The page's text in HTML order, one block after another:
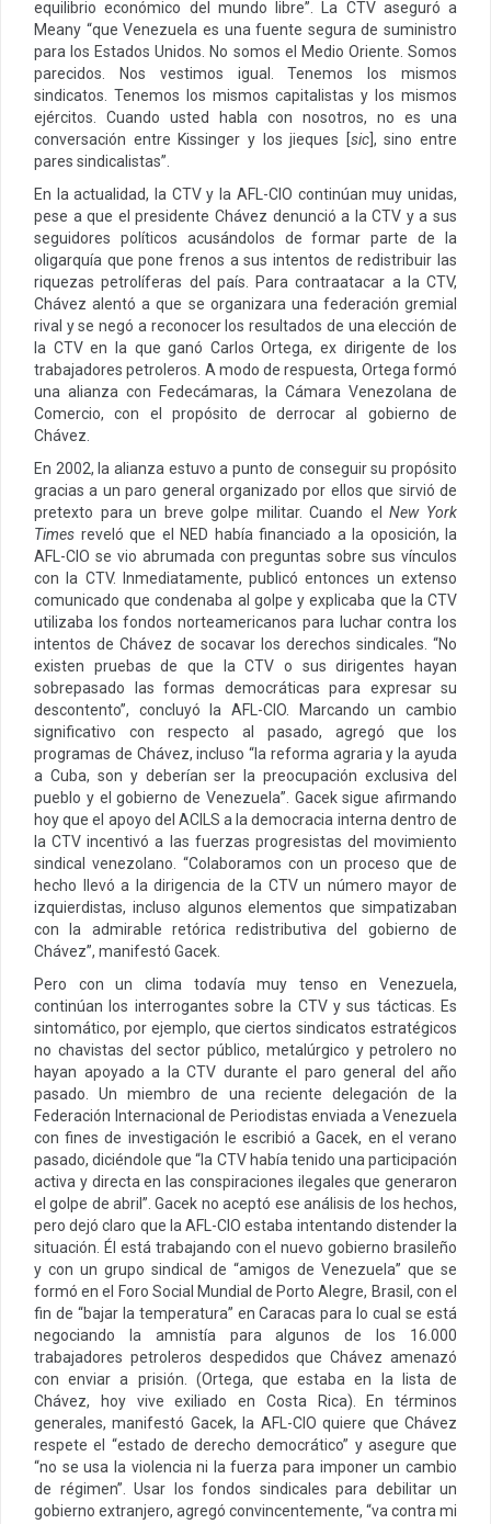
equilibrio económico del mundo libre”. La CTV aseguró a
Meany “que Venezuela es una fuente segura de suministro
para los Estados Unidos. No somos el Medio Oriente. Somos
parecidos. Nos vestimos igual. Tenemos los mismos
sindicatos. Tenemos los mismos capitalistas y los mismos
ejércitos. Cuando usted habla con nosotros, no es una
conversación entre Kissinger y los jieques [sic], sino entre
pares sindicalistas”.
En la actualidad, la CTV y la AFL-CIO continúan muy unidas,
pese a que el presidente Chávez denunció a la CTV y a sus
seguidores políticos acusándolos de formar parte de la
oligarquía que pone frenos a sus intentos de redistribuir las
riquezas petrolíferas del país. Para contraatacar a la CTV,
Chávez alentó a que se organizara una federación gremial
rival y se negó a reconocer los resultados de una elección de
la CTV en la que ganó Carlos Ortega, ex dirigente de los
trabajadores petroleros. A modo de respuesta, Ortega formó
una alianza con Fedecámaras, la Cámara Venezolana de
Comercio, con el propósito de derrocar al gobierno de
Chávez.
En 2002, la alianza estuvo a punto de conseguir su propósito
gracias a un paro general organizado por ellos que sirvió de
pretexto para un breve golpe militar. Cuando elNew York
Times reveló que el NED había financiado a la oposición, la
AFL-CIO se vio abrumada con preguntas sobre sus vínculos
con la CTV. Inmediatamente, publicó entonces un extenso
comunicado que condenaba al golpe y explicaba que la CTV
utilizaba los fondos norteamericanos para luchar contra los
intentos de Chávez de socavar los derechos sindicales. “No
existen pruebas de que la CTV o sus dirigentes hayan
sobrepasado las formas democráticas para expresar su
descontento”, concluyó la AFL-CIO. Marcando un cambio
significativo con respecto al pasado, agregó que los
programas de Chávez, incluso “la reforma agraria y la ayuda
a Cuba, son y deberían ser la preocupación exclusiva del
pueblo y el gobierno de Venezuela”. Gacek sigue afirmando
hoy que el apoyo del ACILS a la democracia interna dentro de
la CTV incentivó a las fuerzas progresistas del movimiento
sindical venezolano. “Colaboramos con un proceso que de
hecho llevó a la dirigencia de la CTV un número mayor de
izquierdistas, incluso algunos elementos que simpatizaban
con la admirable retórica redistributiva del gobierno de
Chávez”, manifestó Gacek.
Pero con un clima todavía muy tenso en Venezuela,
continúan los interrogantes sobre la CTV y sus tácticas. Es
sintomático, por ejemplo, que ciertos sindicatos estratégicos
no chavistas del sector público, metalúrgico y petrolero no
hayan apoyado a la CTV durante el paro general del año
pasado. Un miembro de una reciente delegación de la
Federación Internacional de Periodistas enviada a Venezuela
con fines de investigación le escribió a Gacek, en el verano
pasado, diciéndole que “la CTV había tenido una participación
activa y directa en las conspiraciones ilegales que generaron
el golpe de abril”. Gacek no aceptó ese análisis de los hechos,
pero dejó claro que la AFL-CIO estaba intentando distender la
situación. Él está trabajando con el nuevo gobierno brasileño
y con un grupo sindical de “amigos de Venezuela” que se
formó en el Foro Social Mundial de Porto Alegre, Brasil, con el
fin de “bajar la temperatura” en Caracas para lo cual se está
negociando la amnistía para algunos de los 16.000
trabajadores petroleros despedidos que Chávez amenazó
con enviar a prisión. (Ortega, que estaba en la lista de
Chávez, hoy vive exiliado en Costa Rica). En términos
generales, manifestó Gacek, la AFL-CIO quiere que Chávez
respete el “estado de derecho democrático” y asegure que
“no se usa la violencia ni la fuerza para imponer un cambio
de régimen”. Usar los fondos sindicales para debilitar un
gobierno extranjero, agregó convincentemente, “va contra mi